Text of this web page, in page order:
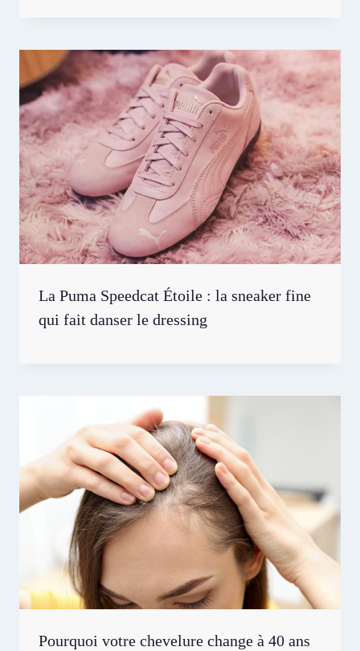
La Puma Speedcat Étoile : la sneaker fine
qui fait danser le dressing
Pourquoi votre chevelure change à 40 ans